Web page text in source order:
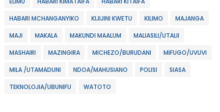
HABARI MCHANGANYIKO KIJIJINI KWETU KILIMO MAJANGA
MAJI MAKALA MAKUNDI MAALUM MALIASILI/UTALII
MASHAIRI MAZINGIRA MICHEZO/BURUDANI MIFUGO/UVUVI
MILA /UTAMADUNI NDOA/MAHUSIANO POLISI SIASA
TEKNOLOJIA/UBUNIFU WATOTO